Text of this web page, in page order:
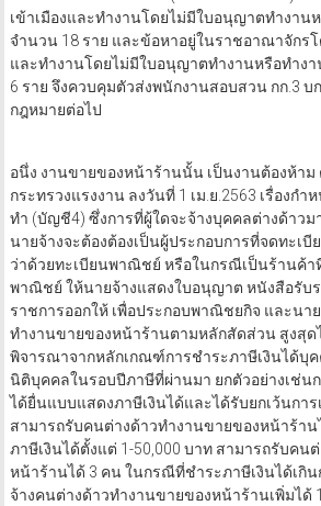
เข้าเมืองและทำงานโดยไม่มีใบอนุญาตทำงาน
จำนวน 18 ราย และข้อหาอยู่ในราชอาณาจักร
และทำงานโดยไม่มีใบอนุญาตทำงานหรือทำง
6 ราย จึงควบคุมตัวส่งพนักงานสอบสวน กก.3
กฎหมายต่อไป
อนึ่ง งานขายของหน้าร้านนั้น เป็นงานต้องห้า
กระทรวงแรงงาน ลงวันที่ 1 เม.ย.2563 เรื่องก
ทำ (บัญชี4) ซึ่งการที่ผู้ใดจะจ้างบุคคลต่างด้าวม
นายจ้างจะต้องต้องเป็นผู้ประกอบการที่จดทะเ
ว่าด้วยทะเบียนพาณิชย์ หรือในกรณีเป็นร้านค้า
พาณิชย์ ให้นายจ้างแสดงใบอนุญาต หนังสือรับร
ราชการออกให้ เพื่อประกอบพาณิชยกิจ และนา
ทำงานขายของหน้าร้านตามหลักสัดส่วน สูงสุด
พิจารณาจากหลักเกณฑ์การชำระภาษีเงินได้บุ
นิติบุคคลในรอบปีภาษีที่ผ่านมา ยกตัวอย่างเช่
ได้ยื่นแบบแสดงภาษีเงินได้และได้รับยกเว้นการ
สามารถรับคนต่างด้าวทำงานขายของหน้าร้า
ภาษีเงินได้ตั้งแต่ 1-50,000 บาท สามารถรับคน
หน้าร้านได้ 3 คน ในกรณีที่ชำระภาษีเงินได้เกิน
จ้างคนต่างด้าวทำงานขายของหน้าร้านเพิ่มได้